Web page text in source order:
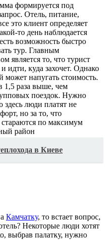
формируется под
Отель, питание,
это клиент определяет
то день наблюдается
возможность быстро
тур. Главным
является то, что турист
идти, куда захочет. Однако
может напугать стоимость.
1,5 раза выше, чем
поездок. Нужно
здесь люди платят не
но за то, что
по максимум
район
в Киеве
Камчатку, то встает вопрос,
Некоторые люди хотят
выбрав палатку, нужно